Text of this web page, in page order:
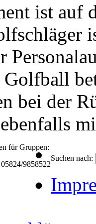
ist auf
Golfball
bei der
für Gruppen:
9858522
Suchen nach: